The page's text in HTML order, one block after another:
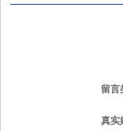
留言
真实